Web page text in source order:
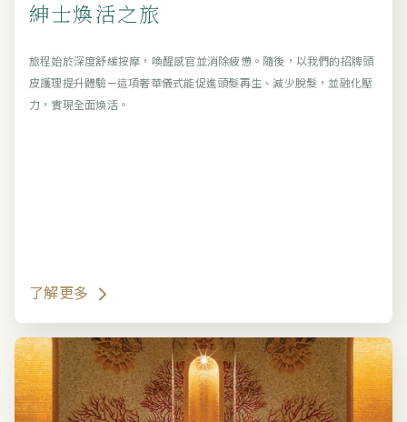
紳士煥活之旅
旅程始於深度舒緩按摩，喚醒感官並消除疲憊。隨後，以我們的招牌頭
皮護理提升體驗—這項奢華儀式能促進頭髮再生、減少脫髮，並融化壓
力，實現全面煥活。
了解更多